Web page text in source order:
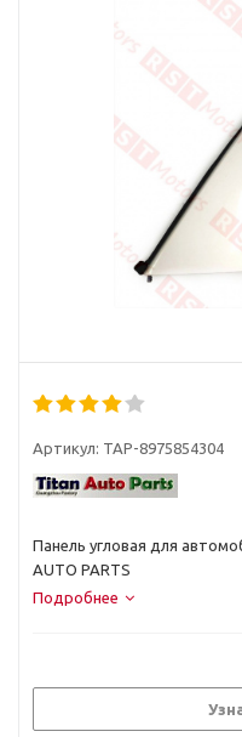
Артикул: TAP-8975854304
Панель угловая для
AUTO PARTS
Подробнее